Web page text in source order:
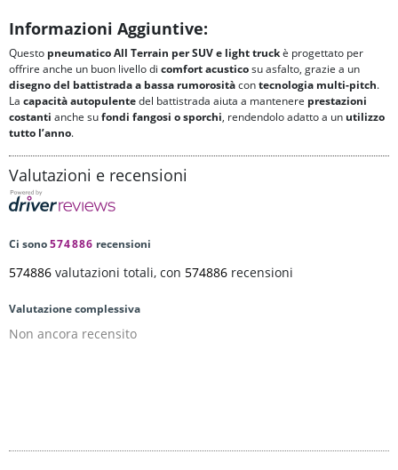
Informazioni Aggiuntive:
Questo pneumatico All Terrain per SUV e light truckè progettato per
offrire anche un buon livello di comfort acusticosu asfalto, grazie a un
disegno del battistrada a bassa rumorositàcontecnologia multi-pitch.
La capacità autopulentedel battistrada aiuta a mantenere prestazioni
costanti anche sufondi fangosi o sporchi, rendendolo adatto a un utilizzo
tutto l’anno.
Valutazioni e recensioni
Ci sono574886 recensioni
574886 valutazioni totali, con 574886 recensioni
Valutazione complessiva
Non ancora recensito